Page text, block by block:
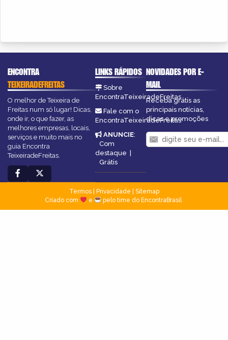
ENCONTRA
TEIXEIRADEFREITAS
O melhor de Teixeira de
Freitas num só lugar! Dicas,
onde ir, o que fazer, as
melhores empresas, locais,
serviços e muito mais no
guia Encontra
TeixeiradeFreitas.
LINKS RÁPIDOS
Sobre
EncontraTeixeiradeFreitas
Fale com o
EncontraTeixeiradeFreitas
ANUNCIE:
Com
destaque |
Grátis
NOVIDADES POR E-
MAIL
Receba grátis as
principais notícias,
dicas e promoções
Termos| Privacidade
Sitemap
Criado com
e pelo time do EncontraBrasil